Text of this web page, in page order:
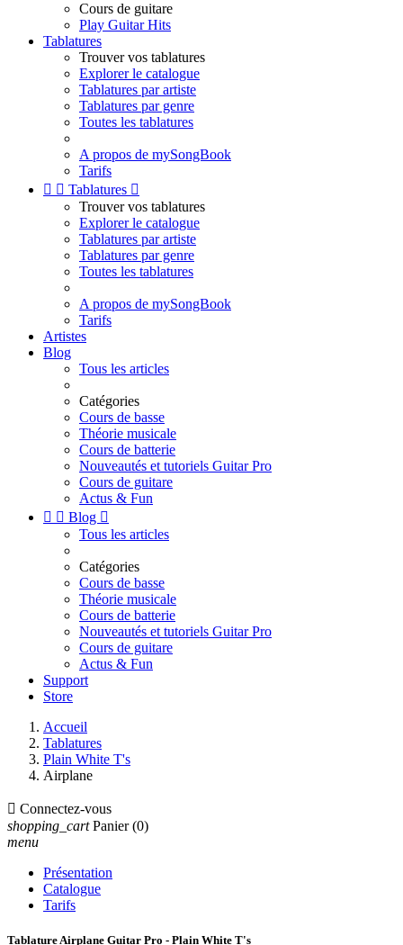
Cours de guitare
Play Guitar Hits
Tablatures
Trouver vos tablatures
Explorer le catalogue
Tablatures par artiste
Tablatures par genre
Toutes les tablatures
A propos de mySongBook
Tarifs
  Tablatures 
Trouver vos tablatures
Explorer le catalogue
Tablatures par artiste
Tablatures par genre
Toutes les tablatures
A propos de mySongBook
Tarifs
Artistes
Blog
Tous les articles
Catégories
Cours de basse
Théorie musicale
Cours de batterie
Nouveautés et tutoriels Guitar Pro
Cours de guitare
Actus & Fun
  Blog 
Tous les articles
Catégories
Cours de basse
Théorie musicale
Cours de batterie
Nouveautés et tutoriels Guitar Pro
Cours de guitare
Actus & Fun
Support
Store
Accueil
Tablatures
Plain White T's
Airplane
 Connectez-vous
shopping_cart Panier (0)
menu
Présentation
Catalogue
Tarifs
Tablature Airplane Guitar Pro - Plain White T's